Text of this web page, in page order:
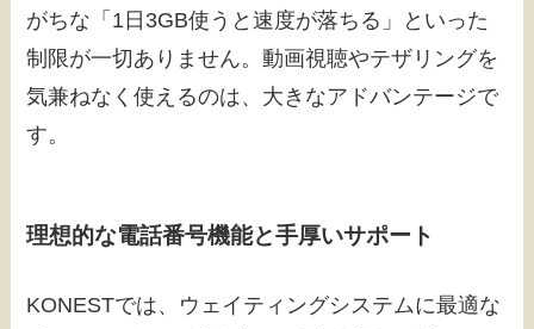
がちな「1日3GB使うと速度が落ちる」といった
制限が一切ありません。動画視聴やテザリングを
気兼ねなく使えるのは、大きなアドバンテージで
す。
理想的な電話番号機能と手厚いサポート
KONESTでは、ウェイティングシステムに最適な